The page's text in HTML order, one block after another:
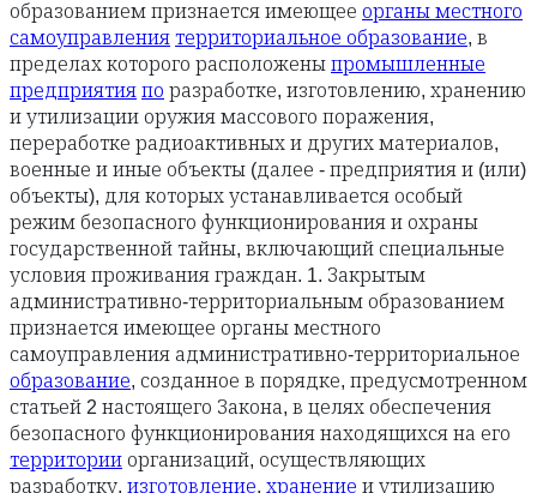
образованием признается имеющее органы местного
самоуправления территориальное образование, в
пределах которого расположены промышленные
предприятия по разработке, изготовлению, хранению
и утилизации оружия массового поражения,
переработке радиоактивных и других материалов,
военные и иные объекты (далее - предприятия и (или)
объекты), для которых устанавливается особый
режим безопасного функционирования и охраны
государственной тайны, включающий специальные
условия проживания граждан. 1. Закрытым
административно-территориальным образованием
признается имеющее органы местного
самоуправления административно-территориальное
образование, созданное в порядке, предусмотренном
статьей 2 настоящего Закона, в целях обеспечения
безопасного функционирования находящихся на его
территории организаций, осуществляющих
разработку, изготовление, хранение и утилизацию